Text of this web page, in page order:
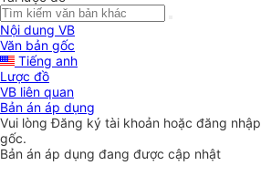
Nội dung VB
Văn bản gốc
Tiếng anh
Lược đồ
VB liên quan
Bản án áp dụng
Vui lòngĐăng ký tài khoản hoặc đăng nhập
gốc.
Bản án áp dụng đang được cập nhật